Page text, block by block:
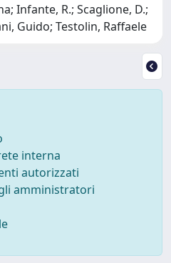
Infante, R.; Scaglione, D.;
Guido; Testolin, Raffaele
interna
autorizzati
amministratori